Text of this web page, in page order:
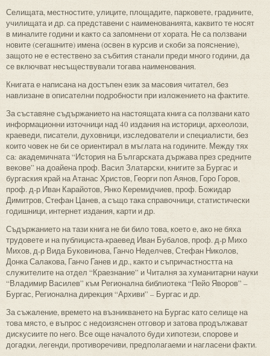
Селищата, местностите, улиците, площадите, парковете, градините,
училищата и др. са представени с наименованията, каквито те носят
в миналите години и както са запомнени от хората. Не са ползвани
новите (сегашните) имена (освен в курсив и скоби за пояснение),
защото не е естествено за събития станали преди много години, да
се включват несъществували тогава наименования.
Книгата е написана на достъпен език за масовия читател, без
навлизане в описателни подробности при изложението на фактите.
За съставяне съдържанието на настоящата книга са ползвани като
информационни източници над 40 издания на историци, археолози,
краеведи, писатели, духовници, изследователи и специалисти, без
които човек не би се ориентирал в мъглата на годините. Между тях
са: академичната “История на Българската държава през средните
векове” на доайена проф. Васил Златарски, книгите за Бургас и
бургаския край на Атанас Христов, Георги поп Аянов, Горо Горов,
проф. д-р Иван Карайотов, Янко Керемидчиев, проф. Божидар
Димитров, Стефан Цанев, а също така справочници, статистически
годишници, интернет издания, карти и др.
Съдържанието на тази книга не би било това, което е, ако не бяха
трудовете и на публициста-краевед Иван Бубалов, проф. д-р Михо
Михов, д-р Вида Буковинова, Ганчо Неделчев, Стефан Николов,
Донка Салакова, Ганчо Ганев и др., както и съпричастността на
служителите на отдел “Краезнание” и Читалня за хуманитарни науки
“Владимир Василев” към Регионална библиотека “Пейо Яворов” –
Бургас, Регионална дирекция “Архиви” – Бургас и др.
За съжаление, времето на възникването на Бургас като селище на
това място, е въпрос с недоизяснен отговор и затова продължават
дискусиите по него. Все още началото буди хипотези, спорове и
догадки, легенди, противоречиви, предполагаеми и нагласени факти.